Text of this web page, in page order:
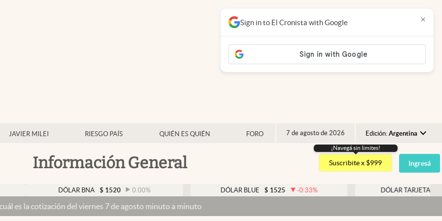
JAVIER MILEI RIESGO PAÍS QUIÉN ES QUIÉN FORO 7 de agosto de 2026 Edición: Argentina
Argentina
España
USA
Información General
¡Navegá sin limites!
Suscribite x $999 Ingresá
DÓLAR BNA $ 1520 0.00% DÓLAR BLUE $ 1525 -0.33% DÓLAR TARJETA $ 1976
del viernes 7 de agosto minuto a minuto
Sign in to El Cronista with Google ×